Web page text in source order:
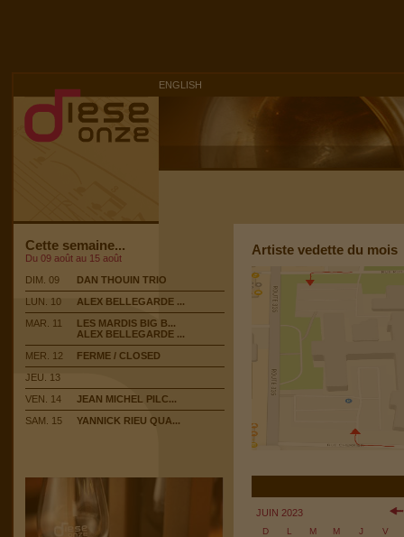
ENGLISH
Cette semaine...
Du 09 août au 15 août
DIM. 09
DAN THOUIN TRIO
LUN. 10
ALEX BELLEGARDE ...
MAR. 11
LES MARDIS BIG B...
ALEX BELLEGARDE ...
MER. 12
FERME / CLOSED
JEU. 13
VEN. 14
JEAN MICHEL PILC...
SAM. 15
YANNICK RIEU QUA...
Artiste vedette du mois
JUIN 2023
D L M M J V